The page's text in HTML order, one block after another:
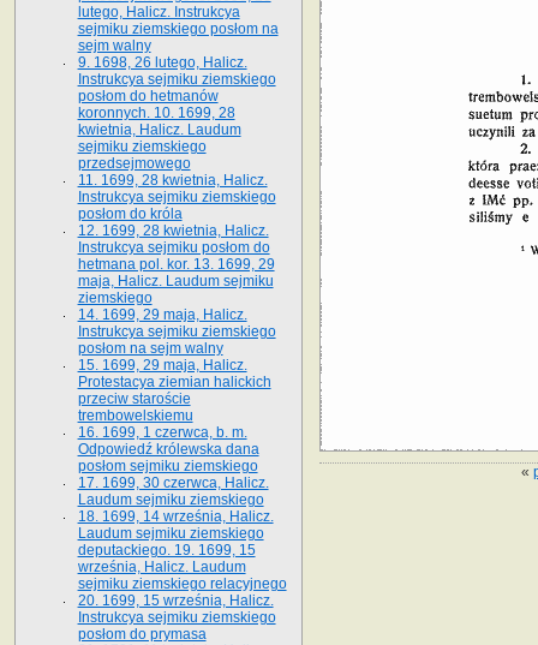
«
lutego, Halicz. Instrukcya
sejmiku ziemskiego posłom na
sejm walny
9. 1698, 26 lutego, Halicz.
Instrukcya sejmiku ziemskiego
posłom do hetmanów
koronnych. 10. 1699, 28
kwietnia, Halicz. Laudum
sejmiku ziemskiego
przedsejmowego
11. 1699, 28 kwietnia, Halicz.
Instrukcya sejmiku ziemskiego
posłom do króla
12. 1699, 28 kwietnia, Halicz.
Instrukcya sejmiku posłom do
hetmana pol. kor. 13. 1699, 29
maja, Halicz. Laudum sejmiku
ziemskiego
14. 1699, 29 maja, Halicz.
Instrukcya sejmiku ziemskiego
posłom na sejm walny
15. 1699, 29 maja, Halicz.
Protestacya ziemian halickich
przeciw staroście
trembowelskiemu
16. 1699, 1 czerwca, b. m.
Odpowiedź królewska dana
posłom sejmiku ziemskiego
17. 1699, 30 czerwca, Halicz.
Laudum sejmiku ziemskiego
18. 1699, 14 września, Halicz.
Laudum sejmiku ziemskiego
deputackiego. 19. 1699, 15
września, Halicz. Laudum
sejmiku ziemskiego relacyjnego
20. 1699, 15 września, Halicz.
Instrukcya sejmiku ziemskiego
posłom do prymasa